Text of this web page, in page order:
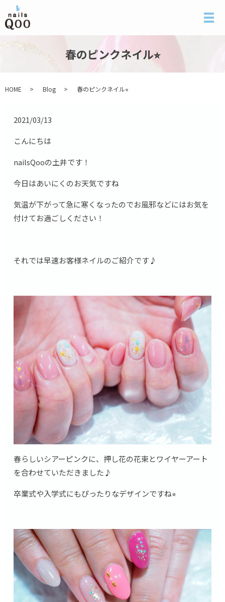
メ
春のピンクネイル⭐︎
HOME Blog 春のピンクネイル⭐︎
2021/03/13
こんにちは
nailsQooの土井です！
今日はあいにくのお天気ですね
気温が下がって急に寒くなったのでお風邪などにはお気を
付けてお過ごしください！
それでは早速お客様ネイルのご紹介です♪
春らしいシアーピンクに、押し花の花束とワイヤーアート
を合わせていただきました♪
卒業式や入学式にもぴったりなデザインですね⭐︎